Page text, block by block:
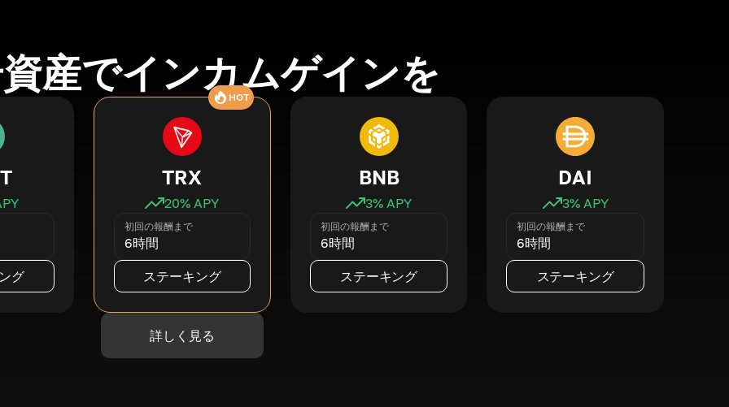
産でインカムゲインを
グ
HOT
TRX
20% APY
初回の報酬まで
6時間
ステーキング
BNB
3% APY
初回の報酬まで
6時間
ステーキング
DAI
3% APY
初回の報酬まで
6時間
ステーキング
詳しく見る